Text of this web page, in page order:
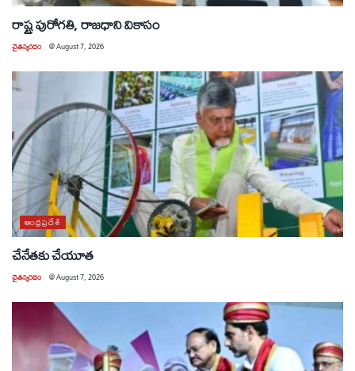
రాష్ట్ర పురోగతి, రాజధాని వికాసం
చైతన్యరధం @August 7, 2026
ఆంధ్రప్రదేశ్
చేనేతకు చేయూత
చైతన్యరధం @August 7, 2026